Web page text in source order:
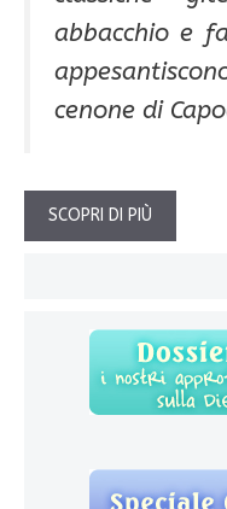
abbacchio e
cenone di
SCOPRI DI PIÙ